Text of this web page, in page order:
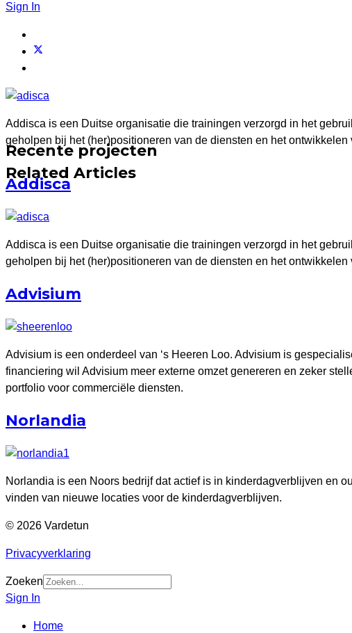
Sign In
Addisca is een Duitse organisatie die trainingen verzorgd in het
geholpen bij het (her)positioneren van de diensten en het ontwikkelen
Related Articles
Recente projecten
Addisca
Addisca is een Duitse organisatie die trainingen verzorgd in het
geholpen bij het (her)positioneren van de diensten en het ontwikkelen
Advisium
Advisium is een onderdeel van ‘s Heeren Loo. Advisium is
financiering wil Advisium meer externe omzet genereren en zeker
portfolio voor commerciële diensten.
Norlandia
Norlandia is een Noors bedrijf dat actief is in kinderdagverblijven en
vinden van nieuwe locaties voor de kinderdagverblijven.
© 2026 Vardetun
Privacyverklaring
Zoeken
Sign In
Home